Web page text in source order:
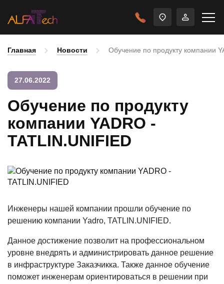
Главная Новости Обучение по продукту компании
27.06.2022
Обучение по продукту
компании YADRO -
TATLIN.UNIFIED
Инженеры нашей компании прошли обучение по
решению компании Yadro, TATLIN.UNIFIED.
Данное достижение позволит на профессиональном
уровне внедрять и администрировать данное решение
в инфраструктуре Заказчикка. Также данное обучение
поможет инженерам ориентироваться в решении при